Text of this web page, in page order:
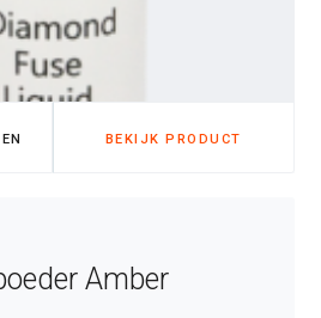
(1)
BEKIJK PRODUCT
Amber